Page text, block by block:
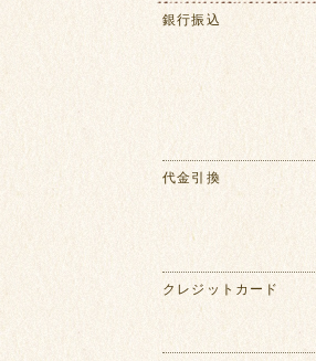
銀行振込
代金引換
クレジットカード